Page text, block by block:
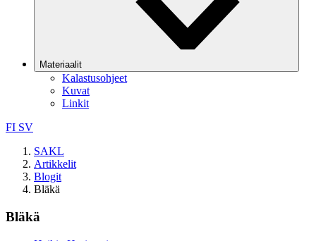
Materiaalit
Kalastusohjeet
Kuvat
Linkit
FI SV
SAKL
Artikkelit
Blogit
Bläkä
Bläkä